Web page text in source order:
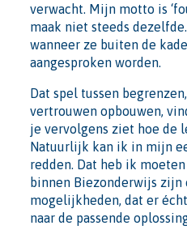
verwacht. Mijn motto is
maak niet steeds
wanneer ze buiten de
aangesproken worden.
Dat spel tussen
vertrouwen opbouwen,
je vervolgens ziet hoe de
Natuurlijk kan ik in mijn
redden. Dat heb ik
binnen Biezonderwijs zijn
mogelijkheden, dat er
naar de passende